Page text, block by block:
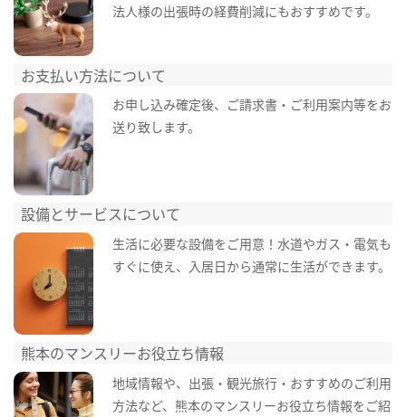
法人様の出張時の経費削減にもおすすめです。
お支払い方法について
お申し込み確定後、ご請求書・ご利用案内等をお
送り致します。
設備とサービスについて
生活に必要な設備をご用意！水道やガス・電気も
すぐに使え、入居日から通常に生活ができます。
熊本のマンスリーお役立ち情報
地域情報や、出張・観光旅行・おすすめのご利用
方法など、熊本のマンスリーお役立ち情報をご紹